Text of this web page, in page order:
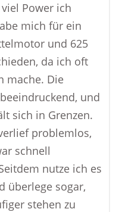
Power ich
mich für ein
und 625
da ich oft
mache. Die
und
sich in Grenzen.
problemlos,
schnell
nutze ich es
überlege sogar,
stehen zu